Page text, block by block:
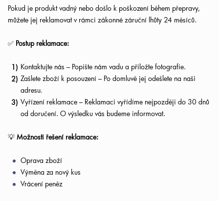
Pokud je produkt vadný nebo došlo k poškození během přepravy,
můžete jej reklamovat v rámci zákonné záruční lhůty 24 měsíců.
✅ Postup reklamace:
Kontaktujte nás – Popište nám vadu a přiložte fotografie.
Zašlete zboží k posouzení – Po domluvě jej odešlete na naši
adresu.
Vyřízení reklamace – Reklamaci vyřídíme nejpozději do 30 dnů
od doručení. O výsledku vás budeme informovat.
💡 Možnosti řešení reklamace:
Oprava zboží
Výměna za nový kus
Vrácení peněz